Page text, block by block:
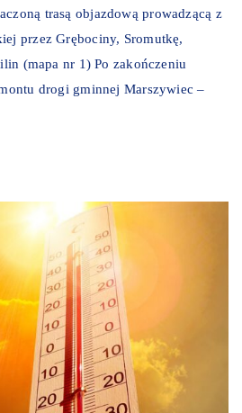
trasą objazdową prowadzącą z
przez Grębociny, Sromutkę,
(mapa nr 1) Po zakończeniu
drogi gminnej Marszywiec –